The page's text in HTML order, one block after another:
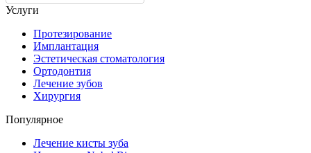
Услуги
Протезирование
Имплантация
Эстетическая стоматология
Ортодонтия
Лечение зубов
Хирургия
Популярное
Лечение кисты зуба